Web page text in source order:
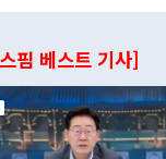
핌 베스트 기사]